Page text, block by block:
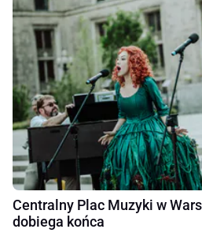
Centralny Plac Muzyki w
dobiega końca